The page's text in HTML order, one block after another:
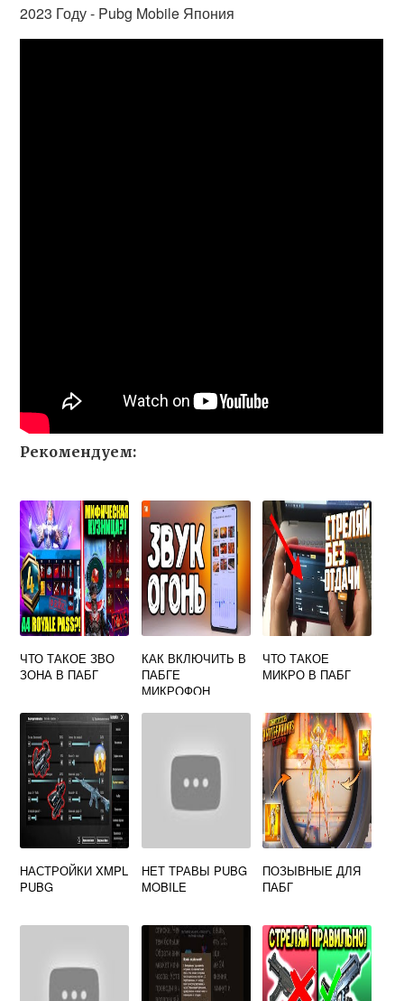
2023 Году - Pubg Mobile Япония
Рекомендуем:
ЧТО ТАКОЕ ЗВО
ЗОНА В ПАБГ
КАК ВКЛЮЧИТЬ В
ПАБГЕ
МИКРОФОН
ЧТО ТАКОЕ
МИКРО В ПАБГ
НАСТРОЙКИ XMPL
PUBG
НЕТ ТРАВЫ PUBG
MOBILE
ПОЗЫВНЫЕ ДЛЯ
ПАБГ